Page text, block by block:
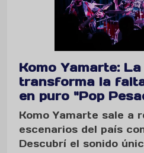
Komo Yamarte:
transforma la
en puro "Pop
Komo Yamarte sale a
escenarios del país
Descubrí el sonido